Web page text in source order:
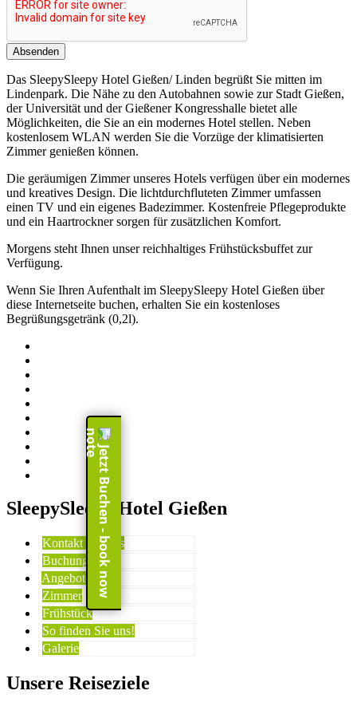
Das SleepySleepy Hotel Gießen/ Linden begrüßt Sie mitten im
Lindenpark. Die Nähe zu den Autobahnen sowie zur Stadt Gießen,
der Universität und der Gießener Kongresshalle bietet alle
Möglichkeiten, die Sie an ein modernes Hotel stellen. Neben
kostenlosem WLAN werden Sie die Vorzüge der klimatisierten
Zimmer genießen können.
Die geräumigen Zimmer unseres Hotels verfügen über ein modernes
und kreatives Design. Die lichtdurchfluteten Zimmer umfassen
einen TV und ein eigenes Badezimmer. Kostenfreie Pflegeprodukte
und ein Haartrockner sorgen für zusätzlichen Komfort.
Morgens steht Ihnen unser reichhaltiges Frühstücksbuffet zur
Verfügung.
Wenn Sie Ihren Aufenthalt im SleepySleepy Hotel Gießen über
diese Internetseite buchen, erhalten Sie ein kostenloses
Begrüßungsgetränk (0,2l).
Jetzt Buchen - book now
SleepySleepy Hotel Gießen
Kontakt & Infos
Buchung
Angebote
Zimmer
Frühstück
So finden Sie uns!
Galerie
Unsere Reiseziele